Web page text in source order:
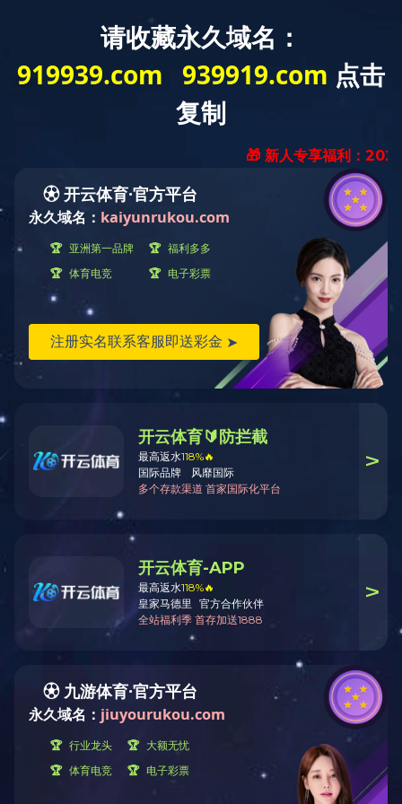
投资与管理
总部地址：广州市番禺区番禺大道北555号广州番禺天安节能科技园
生产基地地址：广东韶关新丰马头镇工业园
电话：（020）-23889586 传真：+8620-23889566 24小时业务热
线：18620928882（微信同号） 业务邮箱：market@gzhaisan.cn
扫一扫添加
海森文旅科技集团成员企业网站：
广东开云集团官网股份有限公司网站